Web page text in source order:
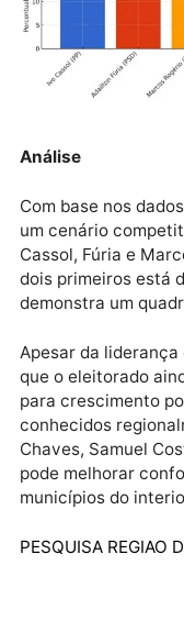
estatístico
sondagem foi
Continental.
Análise
Com base nos
um cenário
Cassol, Fúria e
dois primeiros